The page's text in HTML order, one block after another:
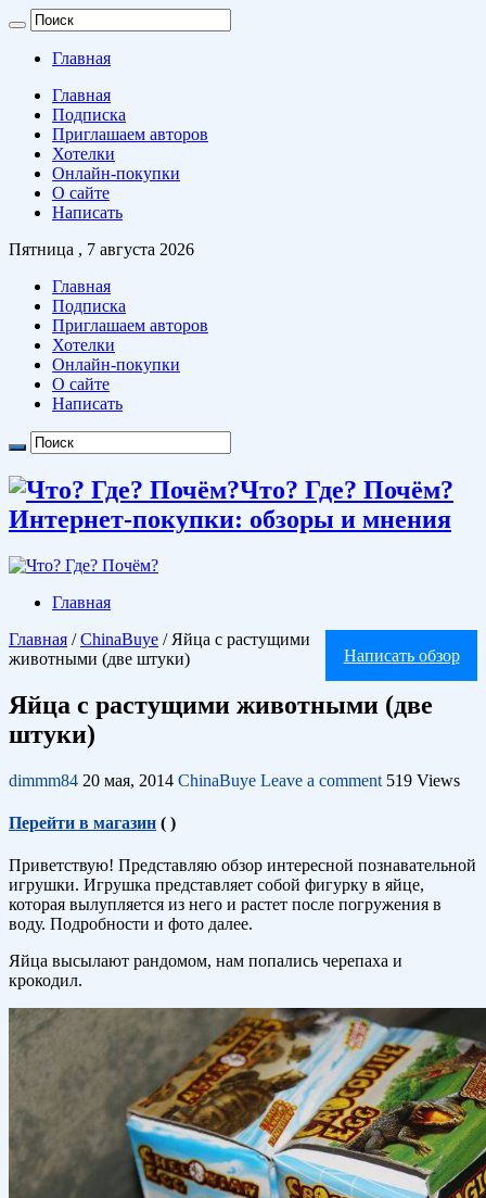
Главная
Главная
Подписка
Приглашаем авторов
Хотелки
Онлайн-покупки
О сайте
Написать
Пятница , 7 августа 2026
Главная
Подписка
Приглашаем авторов
Хотелки
Онлайн-покупки
О сайте
Написать
Что? Где? Почём?
Интернет-покупки: обзоры и мнения
Главная
Написать обзор
Главная / ChinaBuye / Яйца с растущими
животными (две штуки)
Яйца с растущими животными (две
штуки)
dimmm84 20 мая, 2014 ChinaBuye Leave a comment 519 Views
Перейти в магазин ( )
Приветствую! Представляю обзор интересной познавательной
игрушки. Игрушка представляет собой фигурку в яйце,
которая вылупляется из него и растет после погружения в
воду. Подробности и фото далее.
Яйца высылают рандомом, нам попались черепаха и
крокодил.